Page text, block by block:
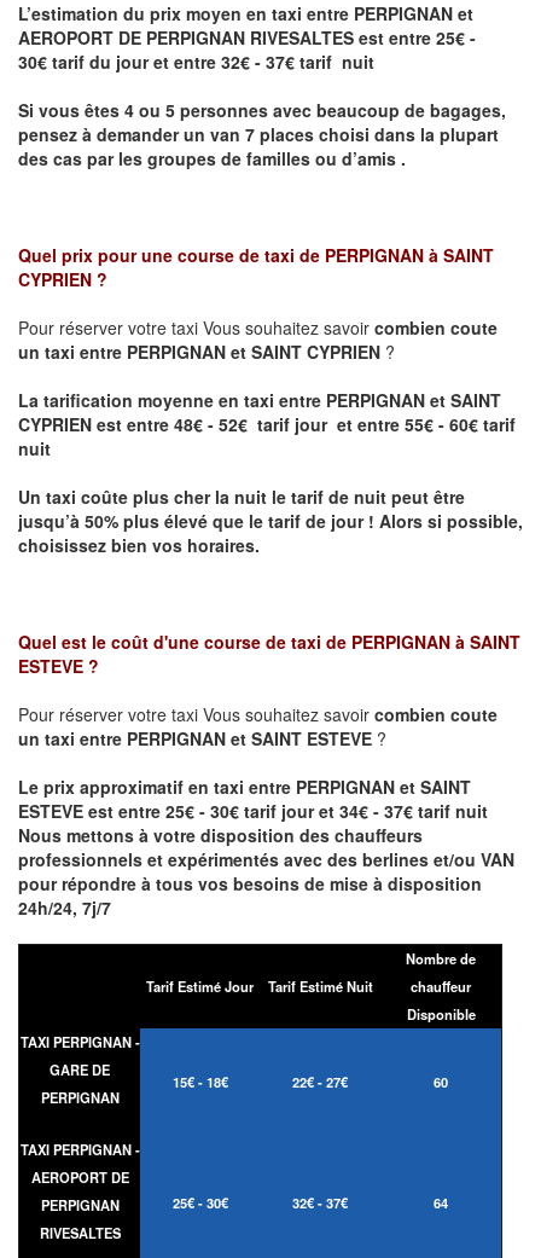
L’estimation du prix moyen en taxi entre PERPIGNAN et
AEROPORT DE PERPIGNAN RIVESALTES est entre 25€ -
30€ tarif du jour et entre 32€ - 37€ tarif nuit
Si vous êtes 4 ou 5 personnes avec beaucoup de bagages,
pensez à demander un van 7 places choisi dans la plupart
des cas par les groupes de familles ou d’amis .
Quel prix pour une course de taxi de PERPIGNAN à SAINT
CYPRIEN ?
Pour réserver votre taxi Vous souhaitez savoir combien coute
un taxi entre PERPIGNAN et SAINT CYPRIEN ?
La tarification moyenne en taxi entre PERPIGNAN et SAINT
CYPRIEN est entre 48€ - 52€ tarif jour et entre 55€ - 60€ tarif
nuit
Un taxi coûte plus cher la nuit le tarif de nuit peut être
jusqu’à 50% plus élevé que le tarif de jour ! Alors si possible,
choisissez bien vos horaires.
Quel est le coût d'une course de taxi de PERPIGNAN à SAINT
ESTEVE ?
Pour réserver votre taxi Vous souhaitez savoir combien coute
un taxi entre PERPIGNAN et SAINT ESTEVE ?
Le prix approximatif en taxi entre PERPIGNAN et SAINT
ESTEVE est entre 25€ - 30€ tarif jour et 34€ - 37€ tarif nuit
Nous mettons à votre disposition des chauffeurs
professionnels et expérimentés avec des berlines et/ou VAN
pour répondre à tous vos besoins de mise à disposition
24h/24, 7j/7
Tarif Estimé Jour Tarif Estimé Nuit
Nombre de
chauffeur
Disponible
TAXI PERPIGNAN -
GARE DE
PERPIGNAN
15€ - 18€ 22€ - 27€ 60
TAXI PERPIGNAN -
AEROPORT DE
PERPIGNAN
RIVESALTES
25€ - 30€ 32€ - 37€ 64